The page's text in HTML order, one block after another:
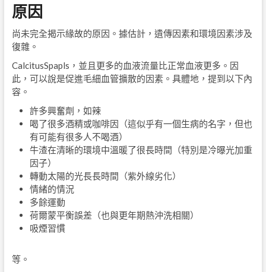
原因
尚未完全揭示緣故的原因。據估計，遺傳因素和環境因素涉及
復雜。
CalcitusSpapls，並且更多的血液流量比正常血液更多。因
此，可以說是促進毛細血管擴散的因素。具體地，提到以下內
容。
許多興奮劑，如辣
喝了很多酒精或咖啡因（這似乎有一個生病的名字，但也
有可能有很多人不喝酒）
牛渣在清晰的環境中溫暖了很長時間（特別是冷曝光加重
因子）
轉動太陽的光長長時間（紫外線劣化）
情緒的情況
多餘運動
荷爾蒙平衡誤差（也與更年期熱沖洗相關）
吸煙習慣
等。